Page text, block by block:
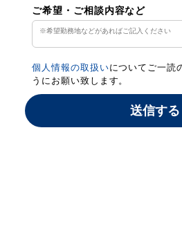
ご希望・ご相談内容など
個人情報の取扱いについてご一読
うにお願い致します。